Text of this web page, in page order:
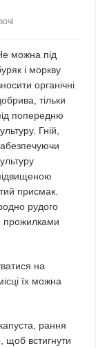
можна під
і моркву
органічні
тільки
попередню
Гній,
присмак.
рудого
прожилками
на
їх можна
рання
щоб встигнути